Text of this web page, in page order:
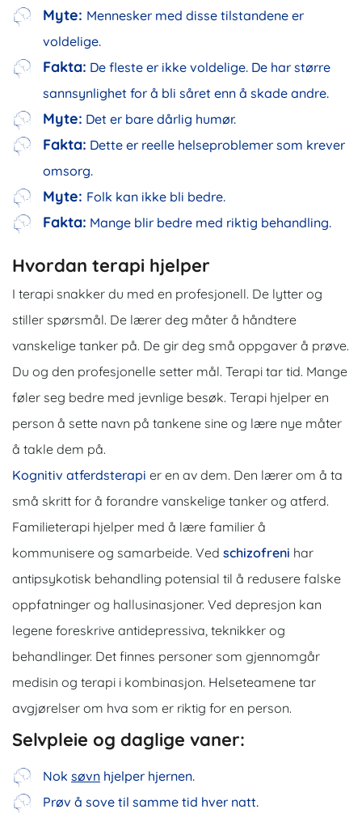
Myte: Mennesker med disse tilstandene er
voldelige.
Fakta: De fleste er ikke voldelige. De har større
sannsynlighet for å bli såret enn å skade andre.
Myte: Det er bare dårlig humør.
Fakta: Dette er reelle helseproblemer som krever
omsorg.
Myte: Folk kan ikke bli bedre.
Fakta: Mange blir bedre med riktig behandling.
Hvordan terapi hjelper
I terapi snakker du med en profesjonell. De lytter og
stiller spørsmål. De lærer deg måter å håndtere
vanskelige tanker på. De gir deg små oppgaver å prøve.
Du og den profesjonelle setter mål. Terapi tar tid. Mange
føler seg bedre med jevnlige besøk. Terapi hjelper en
person å sette navn på tankene sine og lære nye måter
å takle dem på.
Kognitiv atferdsterapi er en av dem. Den lærer om å ta
små skritt for å forandre vanskelige tanker og atferd.
Familieterapi hjelper med å lære familier å
kommunisere og samarbeide. Ved schizofreni har
antipsykotisk behandling potensial til å redusere falske
oppfatninger og hallusinasjoner. Ved depresjon kan
legene foreskrive antidepressiva, teknikker og
behandlinger. Det finnes personer som gjennomgår
medisin og terapi i kombinasjon. Helseteamene tar
avgjørelser om hva som er riktig for en person.
Selvpleie og daglige vaner:
Nok søvn hjelper hjernen.
Prøv å sove til samme tid hver natt.